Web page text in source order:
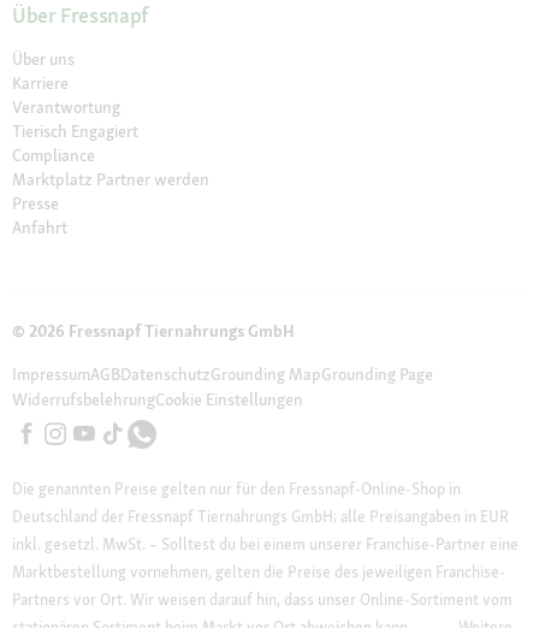
Über Fressnapf
Über uns
Karriere
Verantwortung
Tierisch Engagiert
Compliance
Marktplatz Partner werden
Presse
Anfahrt
© 2026 Fressnapf Tiernahrungs GmbH
ImpressumAGBDatenschutzGrounding MapGrounding Page
WiderrufsbelehrungCookie Einstellungen
Die genannten Preise gelten nur für den Fressnapf-Online-Shop in
Deutschland der Fressnapf Tiernahrungs GmbH; alle Preisangaben in EUR
inkl. gesetzl. MwSt. – Solltest du bei einem unserer Franchise-Partner eine
Marktbestellung vornehmen, gelten die Preise des jeweiligen Franchise-
Partners vor Ort. Wir weisen darauf hin, dass unser Online-Sortiment vom